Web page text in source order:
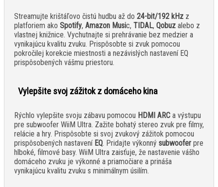
Streamujte krištáľovo čistú hudbu až do 24-bit/192 kHz z
platforiem ako Spotify, Amazon Music, TIDAL, Qobuz alebo z
vlastnej knižnice. Vychutnajte si prehrávanie bez medzier a
vynikajúcu kvalitu zvuku. Prispôsobte si zvuk pomocou
pokročilej korekcie miestnosti a nezávislých nastavení EQ
prispôsobených vášmu priestoru.
Vylepšite svoj zážitok z domáceho kina
Rýchlo vylepšite svoju zábavu pomocou HDMI ARC a výstupu
pre subwoofer WiiM Ultra. Zažite bohatý stereo zvuk pre filmy,
relácie a hry. Prispôsobte si svoj zvukový zážitok pomocou
prispôsobených nastavení EQ. Pridajte výkonný subwoofer pre
hlboké, filmové basy. WiiM Ultra zaisťuje, že nastavenie vášho
domáceho zvuku je výkonné a priamočiare a prináša
vynikajúcu kvalitu zvuku s minimálnym úsilím.